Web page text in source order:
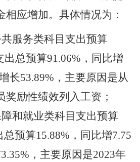
相应增加。具体情况为：
服务类科目支出预算
出总预算91.06%， 同比增
长53.89%，主要原因是从
奖励性绩效列入工资 ；
和就业类科目支出预算
总预算15.88%， 同比增7.75
%，主要原因是2023年